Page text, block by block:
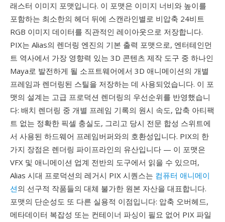
래스터 이미지 포맷입니다. 이 포맷은 이미지 너비와 높이를
포함하는 최소한의 헤더 뒤에 스캔라인별로 비압축 24비트
RGB 이미지 데이터를 직관적인 레이아웃으로 저장합니다.
PIX는 Alias의 렌더링 엔진의 기본 출력 포맷으로, 엔터테인먼
트 역사에서 가장 영향력 있는 3D 콘텐츠 제작 도구 중 하나인
Maya로 발전하게 될 소프트웨어에서 3D 애니메이션의 개별
프레임과 렌더링된 스틸을 저장하는 데 사용되었습니다. 이 포
맷의 설계는 고급 프로덕션 렌더링의 우선순위를 반영했습니
다: 배치 렌더링 중 개별 프레임 기록의 원시 속도, 압축 아티팩
트 없는 정확한 픽셀 충실도, 그리고 당시 전문 합성 스위트에
서 사용된 하드웨어 프레임버퍼와의 호환성입니다. PIX의 한
가지 장점은 렌더링 파이프라인의 유산입니다 — 이 포맷은
VFX 및 애니메이션 업계 전반의 도구에서 읽을 수 있으며,
Alias 시대 프로덕션의 레거시 PIX 시퀀스는 컴퓨터 애니메이
션의 선구적 작품들의 대체 불가한 원본 자산을 대표합니다.
포맷의 단순성도 또 다른 실용적 이점입니다: 압축 오버헤드,
메타데이터 복잡성 또는 컨테이너 파싱이 필요 없어 PIX 파일